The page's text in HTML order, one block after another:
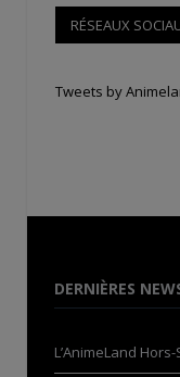
RÉSEAUX
Tweets by
DERNIÈRES
L’AnimeLand